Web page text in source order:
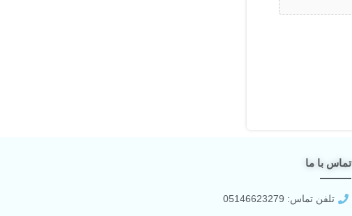
تماس با ما
تلفن تماس: 05146623279